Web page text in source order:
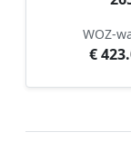
WOZ-
€